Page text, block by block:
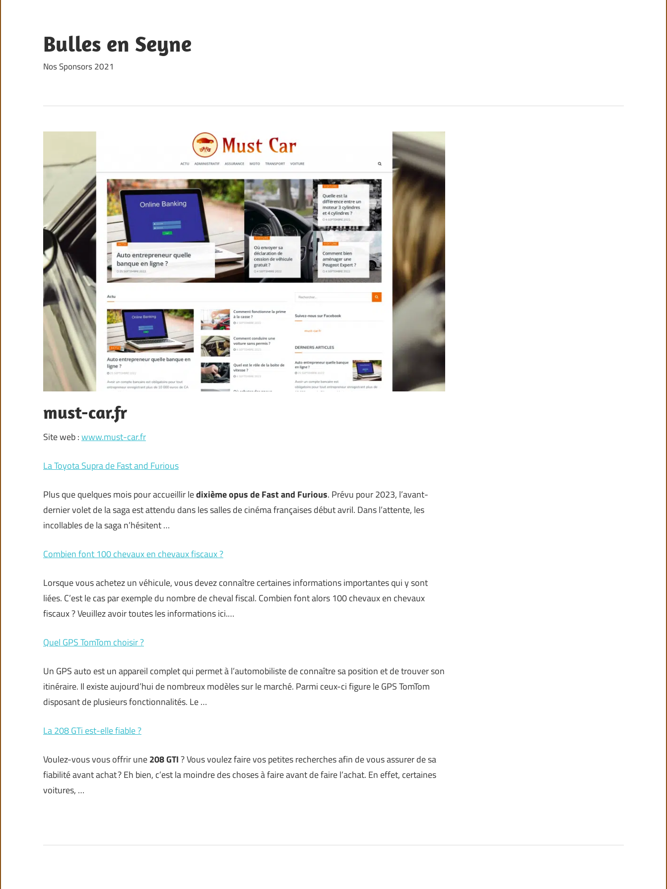
content
Bulles en Seyne
Nos Sponsors 2021
must-car.fr
Site web :www.must-car.fr
La Toyota Supra de Fast and Furious
Plus que quelques mois pour accueillir ledixième opus de Fast and Furious. Prévu pour 2023, l’avant-
dernier volet de la saga est attendu dans les salles de cinéma françaises début avril. Dans l’attente, les
incollables de la saga n’hésitent …
Combien font 100 chevaux en chevaux fiscaux ?
Lorsque vous achetez un véhicule, vous devez connaître certaines informations importantes qui y sont
liées. C’est le cas par exemple du nombre de cheval fiscal. Combien font alors 100 chevaux en chevaux
fiscaux ? Veuillez avoir toutes les informations ici.…
Quel GPS TomTom choisir ?
Un GPS auto est un appareil complet qui permet à l’automobiliste de connaître sa position et de trouver son
itinéraire. Il existe aujourd’hui de nombreux modèles sur le marché. Parmi ceux-ci figure le GPS TomTom
disposant de plusieurs fonctionnalités. Le …
La 208 GTi est-elle fiable ?
Voulez-vous vous offrir une208 GTI? Vous voulez faire vos petites recherches afin de vous assurer de sa
fiabilité avant achat ? Eh bien, c’est la moindre des choses à faire avant de faire l’achat. En effet, certaines
voitures, …